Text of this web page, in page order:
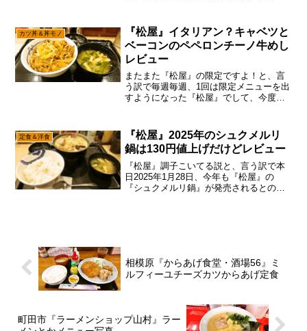
もしかしたら『松屋』は（略『松屋』の
メニューって事で、『松屋...
カツ丼＆丼モノ
『松屋』イタリアン？キャベツと
ベーコンのペペロンチーノ牛めし
レビュー
またまた『松屋』の限定ですよ！と、言
う訳で毎週毎週、1回は限定メニューを出
すようになった『松屋』でして、今度は
絶対に『松屋』の劣化と言うか、アレな
感じの現象でして、毎週...
定食＆洋食
『松屋』2025年のシュクメルリ
鍋は130円値上げだけどレビュー
『松屋』調子こいてる説と、言う訳で本
日2025年1月28日、今年も『松屋』の
『シュクメルリ鍋』が発売されるとの事
相模原『からあげ食堂・酒場56』ミ
ルフィーユチーズカツからあげ定食
町田市『ラーメンショップ山村』ラー